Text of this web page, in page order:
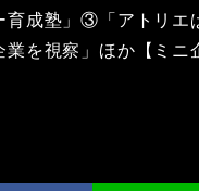
育成塾」③「アトリエ
を視察」ほか【ミニ